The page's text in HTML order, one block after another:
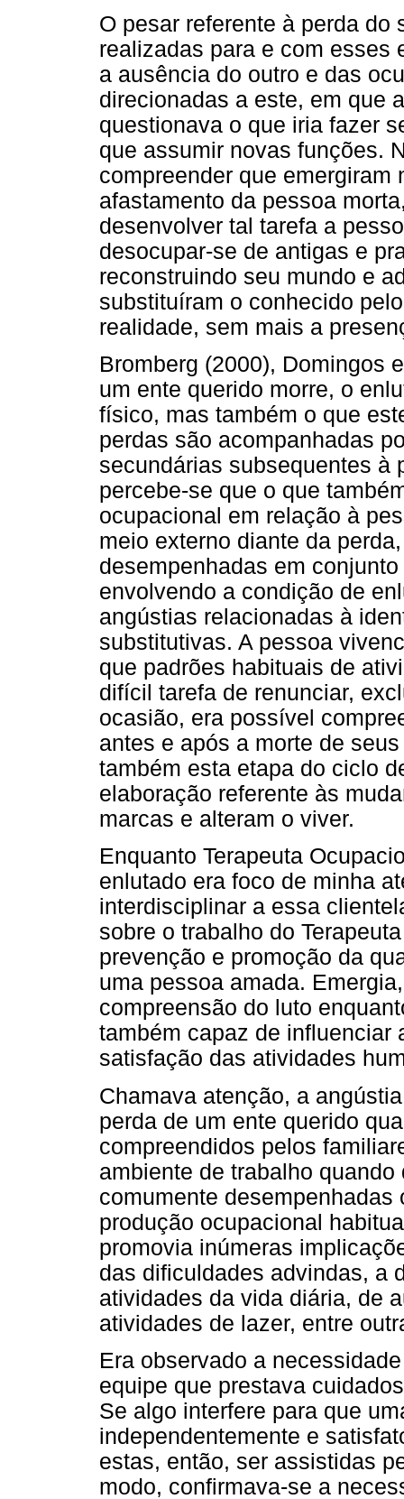
O pesar referente à perda do
realizadas para e com esses
a ausência do outro e das
direcionadas a este, em que
questionava o que iria fazer
que assumir novas funções.
compreender que emergiram
afastamento da pessoa
desenvolver tal tarefa a
desocupar-se de antigas e
reconstruindo seu mundo e
substituíram o conhecido
realidade, sem mais a
Bromberg (2000), Domingos
um ente querido morre, o
físico, mas também o que
perdas são acompanhadas
secundárias subsequentes à
percebe-se que o que
ocupacional em relação à
meio externo diante da
desempenhadas em
envolvendo a condição de
angústias relacionadas à
substitutivas. A pessoa
que padrões habituais de
difícil tarefa de renunciar,
ocasião, era possível
antes e após a morte de
também esta etapa do ciclo
elaboração referente às
marcas e alteram o viver.
Enquanto Terapeuta
enlutado era foco de minha
interdisciplinar a essa
sobre o trabalho do
prevenção e promoção da
uma pessoa amada.
compreensão do luto
também capaz de influenciar
satisfação das atividades
Chamava atenção, a
perda de um ente querido
compreendidos pelos
ambiente de trabalho
comumente
produção ocupacional
promovia inúmeras
das dificuldades advindas, a
atividades da vida diária, de
atividades de lazer, entre
Era observado a
equipe que prestava
Se algo interfere para que
independentemente e
estas, então, ser assistidas
modo, confirmava-se a